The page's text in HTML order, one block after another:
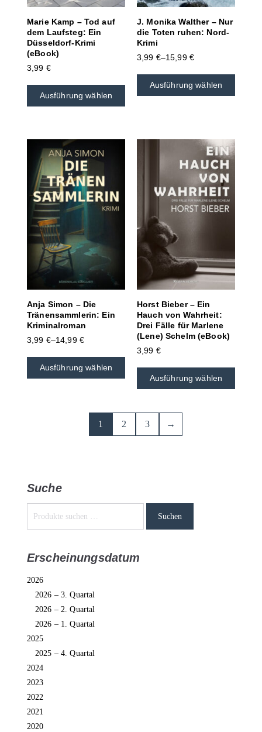
Marie Kamp – Tod auf
dem Laufsteg: Ein
Düsseldorf-Krimi
(eBook)
3,99 €
Ausführung wählen
J. Monika Walther – Nur
die Toten ruhen: Nord-
Krimi
3,99 €–15,99 €
Ausführung wählen
Anja Simon – Die
Tränensammlerin: Ein
Kriminalroman
3,99 €–14,99 €
Ausführung wählen
Horst Bieber – Ein
Hauch von Wahrheit:
Drei Fälle für Marlene
(Lene) Schelm (eBook)
3,99 €
Ausführung wählen
1 2 3 →
Suche
Suchen
Erscheinungsdatum
2026
2026 – 3. Quartal
2026 – 2. Quartal
2026 – 1. Quartal
2025
2025 – 4. Quartal
2024
2023
2022
2021
2020